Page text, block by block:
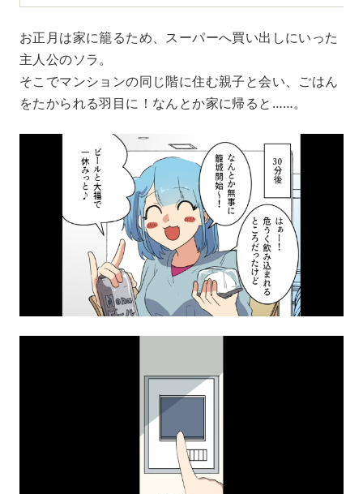
お正月は家に籠るため、スーパーへ買い出しにいった
主人公のソラ。
そこでマンションの同じ階に住む親子と会い、ごはん
をたかられる羽目に！なんとか家に帰ると……。